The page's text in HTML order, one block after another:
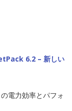
6.2 – 新しい
電力効率とパフォ